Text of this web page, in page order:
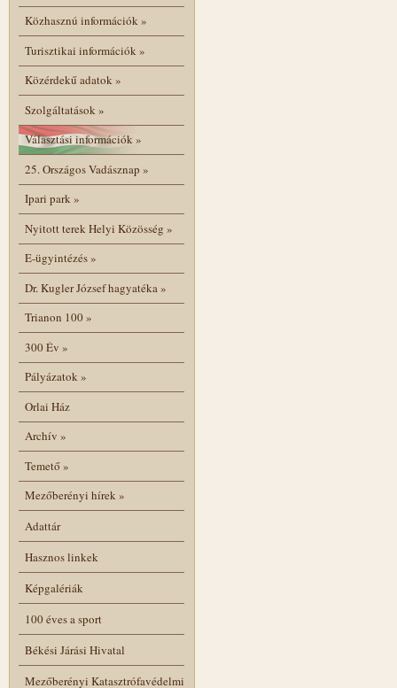
Közhasznú információk»
Turisztikai információk»
Közérdekű adatok»
Szolgáltatások»
Választási információk»
25. Országos Vadásznap »
Ipari park»
Nyitott terek Helyi Közösség »
E-ügyintézés»
Dr. Kugler József hagyatéka»
Trianon 100»
300 Év »
Pályázatok»
Orlai Ház
Archív »
Temető»
Mezőberényi hírek»
Adattár
Hasznos linkek
Képgalériák
100 éves a sport
Békési Járási Hivatal
Mezőberényi Katasztrófavédelmi